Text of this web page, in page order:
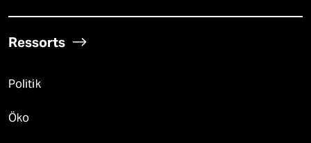
Ressorts
Politik
Öko